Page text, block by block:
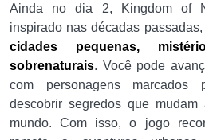
Ainda no dia 2, Kingdom of
inspirado nas décadas
cidades pequenas,
sobrenaturais. Você pode
com personagens
descobrir segredos que mudam
mundo. Com isso, o jogo